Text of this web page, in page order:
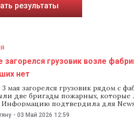
результаты
загорелся грузовик возле
нет
мая загорелся грузовик рядом с
две бригады пожарных,
Информацию подтвердила для
инспектората
Сигнал в службу 112 поступил
- 03 Май 2026 12:59